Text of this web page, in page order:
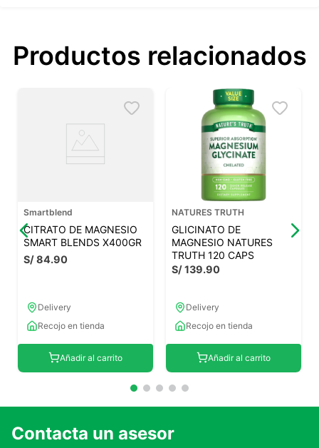
Productos relacionados
Smartblend
CITRATO DE MAGNESIO
SMART BLENDS X400GR
S/84.90
Delivery
Recojo en tienda
Añadir al carrito
NATURES TRUTH
GLICINATO DE
MAGNESIO NATURES
TRUTH 120 CAPS
S/139.90
Delivery
Recojo en tienda
Añadir al carrito
Contacta un asesor